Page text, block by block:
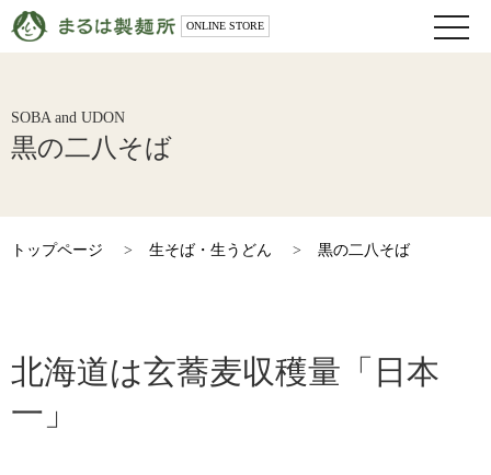
ONLINE STORE
toggle
SOBA and UDON
黒の二八そば
トップページ > 生そば・生うどん > 黒の二八そば
北海道は玄蕎麦収穫量「日本
一」